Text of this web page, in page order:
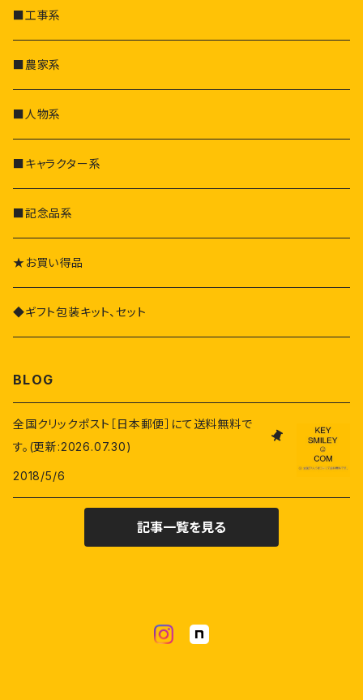
その他
ファッション
食品
その他
その他会社
■工事系
■農家系
■人物系
■キャラクター系
■記念品系
★お買い得品
◆ギフト包装キット、セット
BLOG
全国クリックポスト［日本郵便］にて送料無料で
す。(更新:2026.07.30)
2018/5/6
記事一覧を見る